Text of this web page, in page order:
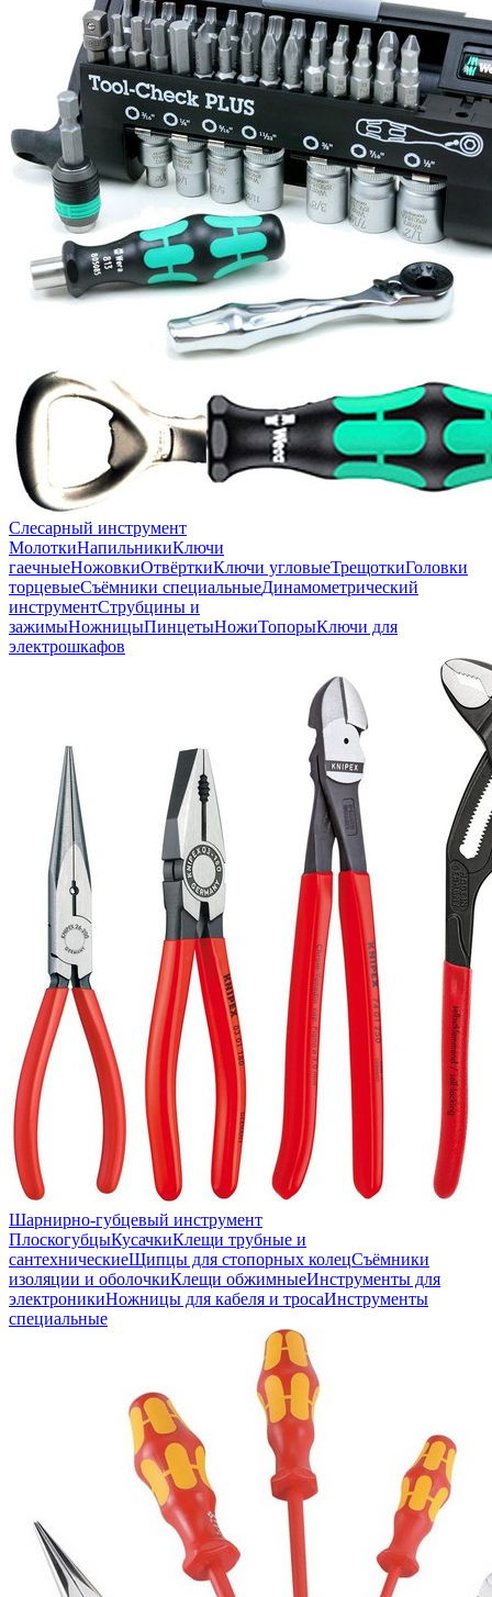
Слесарный инструмент
МолоткиНапильникиКлючи
гаечныеНожовкиОтвёрткиКлючи угловыеТрещоткиГоловки
торцевыеСъёмники специальныеДинамометрический
инструментСтрубцины и
зажимыНожницыПинцетыНожиТопорыКлючи для
электрошкафов
Шарнирно-губцевый инструмент
ПлоскогубцыКусачкиКлещи трубные и
сантехническиеЩипцы для стопорных колецСъёмники
изоляции и оболочкиКлещи обжимныеИнструменты для
электроникиНожницы для кабеля и тросаИнструменты
специальные